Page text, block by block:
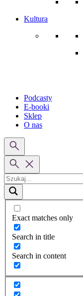
Kultura
Podcasty
E-booki
Sklep
O nas
Exact matches only
Search in title
Search in content